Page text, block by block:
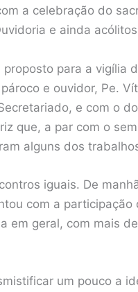
a celebração do
e ainda
para a vigília
e ouvidor, Pe.
e com o
que, a par com o
alguns dos
iguais. De
com a
em geral, com mais
um pouco a